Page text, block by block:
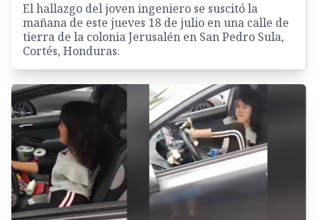
El hallazgo del joven ingeniero se suscitó la
mañana de este jueves 18 de julio en una calle de
tierra de la colonia Jerusalén en San Pedro Sula,
Cortés, Honduras.